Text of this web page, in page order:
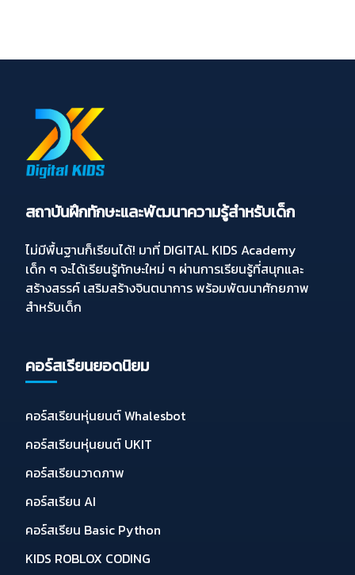
สถาบันฝึกทักษะและพัฒนาความรู้สำหรับเด็ก
ไม่มีพื้นฐานก็เรียนได้! มาที่ DIGITAL KIDS Academy
เด็ก ๆ จะได้เรียนรู้ทักษะใหม่ ๆ ผ่านการเรียนรู้ที่สนุกและ
สร้างสรรค์ เสริมสร้างจินตนาการ พร้อมพัฒนาศักยภาพ
สำหรับเด็ก
คอร์สเรียนยอดนิยม
คอร์สเรียนหุ่นยนต์ Whalesbot
คอร์สเรียนหุ่นยนต์ UKIT
คอร์สเรียนวาดภาพ
คอร์สเรียน AI
คอร์สเรียน Basic Python
KIDS ROBLOX CODING